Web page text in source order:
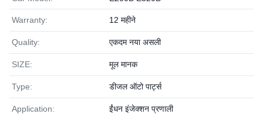
Warranty: 12 महीने
Quality: एकदम नया असली
SIZE: मूल मानक
Type: डीजल ऑटो पार्ट्स
Application: ईंधन इंजेक्शन प्रणाली